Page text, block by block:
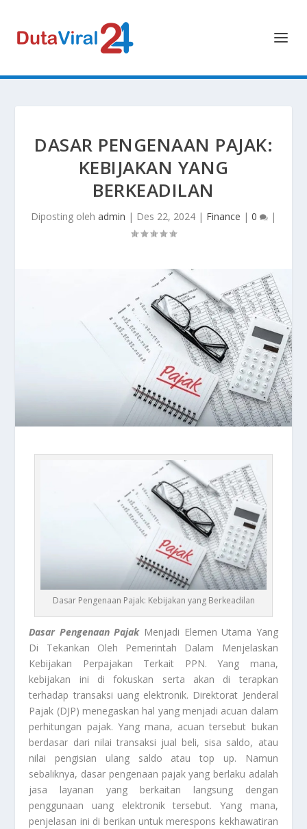
DASAR PENGENAAN PAJAK:
KEBIJAKAN YANG
BERKEADILAN
Diposting oleh admin | Des 22, 2024 | Finance | 0 |
Dasar Pengenaan Pajak: Kebijakan yang Berkeadilan
Dasar Pengenaan PajakMenjadi Elemen Utama Yang
Di Tekankan Oleh Pemerintah Dalam Menjelaskan
Kebijakan Perpajakan Terkait PPN. Yang mana,
kebijakan ini di fokuskan serta akan di terapkan
terhadap transaksi uang elektronik. Direktorat Jenderal
Pajak (DJP) menegaskan hal yang menjadi acuan dalam
perhitungan pajak. Yang mana, acuan tersebut bukan
berdasar dari nilai transaksi jual beli, sisa saldo, atau
nilai pengisian ulang saldo atau top up. Namun
sebaliknya, dasar pengenaan pajak yang berlaku adalah
jasa layanan yang berkaitan langsung dengan
penggunaan uang elektronik tersebut. Yang mana,
penjelasan ini di berikan untuk merespons kekhawatiran